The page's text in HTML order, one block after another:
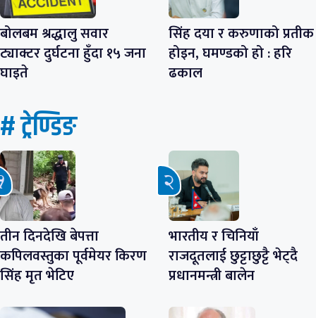
बोलबम श्रद्धालु सवार
ट्याक्टर दुर्घटना हुँदा १५ जना
घाइते
सिंह दया र करुणाको प्रतीक
होइन, घमण्डको हो : हरि
ढकाल
# ट्रेण्डिङ
तीन दिनदेखि बेपत्ता
कपिलवस्तुका पूर्वमेयर किरण
सिंह मृत भेटिए
भारतीय र चिनियाँ
राजदूतलाई छुट्टाछुट्टै भेट्दै
प्रधानमन्त्री बालेन